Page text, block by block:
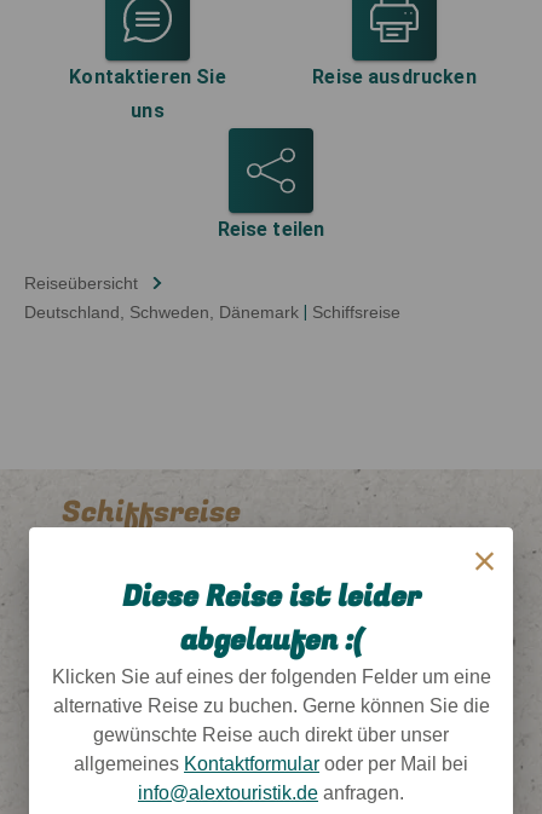
Kontaktieren Sie
uns
Reise ausdrucken
Reise teilen
Reiseübersicht
Deutschland , Schweden , Dänemark Schiffsreise
Schiffsreise
Finden Sie hier weitere tolle Reiseangebote in
der gewählten Kategorie.
Diese Reise ist leider
abgelaufen :(
Klicken Sie auf eines der folgenden Felder um eine
alternative Reise zu buchen. Gerne können Sie die
gewünschte Reise auch direkt über unser
allgemeines Kontaktformular oder per Mail bei
info@alextouristik.de anfragen.